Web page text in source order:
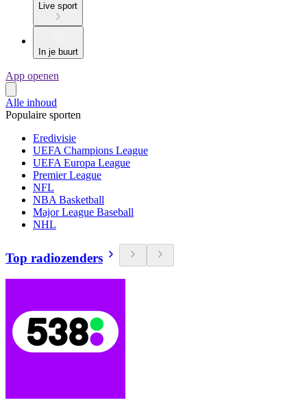
Live sport
In je buurt
App openen
Alle inhoud
Populaire sporten
Eredivisie
UEFA Champions League
UEFA Europa League
Premier League
NFL
NBA Basketball
Major League Baseball
NHL
Top radiozenders